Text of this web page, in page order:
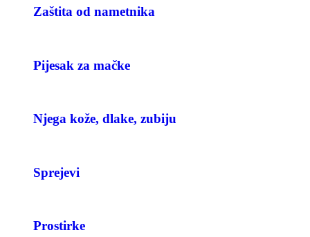
Zaštita od nametnika
Pijesak za mačke
Njega kože, dlake, zubiju
Sprejevi
Prostirke